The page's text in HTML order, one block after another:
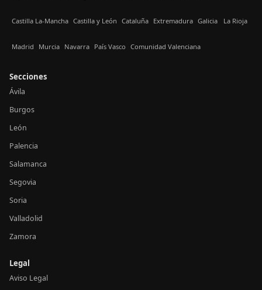
Castilla La-Mancha Castilla y León Cataluña Extremadura Galicia La Rioja
Madrid Murcia Navarra País Vasco Comunidad Valenciana
Secciones
Ávila
Burgos
León
Palencia
Salamanca
Segovia
Soria
Valladolid
Zamora
Legal
Aviso Legal